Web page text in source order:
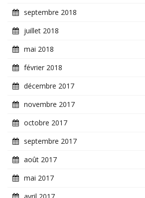
septembre 2018
juillet 2018
mai 2018
février 2018
décembre 2017
novembre 2017
octobre 2017
septembre 2017
août 2017
mai 2017